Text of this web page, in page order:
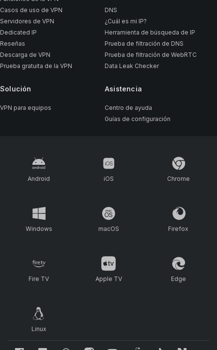
Casos de uso de VPN
Servidores de VPN
Dedicated IP
Reseñas
Descarga de VPN
Prueba gratuita de la VPN
Solución
VPN para equipos
DNS
¿Cuál es mi IP?
Herramienta de búsqueda de IP
Prueba de filtración de DNS
Prueba de filtración de WebRTC
Data Leak Checker
Asistencia
Centro de ayuda
Guías de configuración
Android iOS Chrome
Windows macOS Firefox
Fire TV Apple TV Edge
Linux